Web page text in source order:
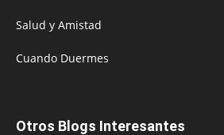
Salud y Amistad
Cuando Duermes
Otros Blogs Interesantes